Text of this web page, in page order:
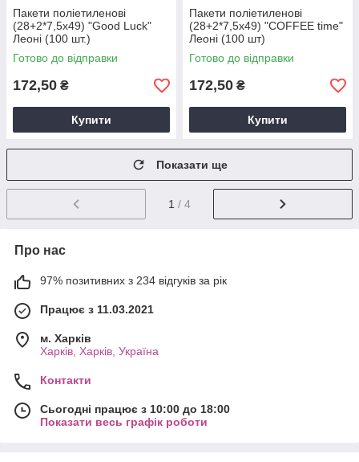
Пакети поліетиленові
(28+2*7,5х49) "Good Luck"
Леоні (100 шт.)
Готово до відправки
172,50 ₴
Купити
Пакети поліетиленові
(28+2*7,5х49) "COFFEE time"
Леоні (100 шт)
Готово до відправки
172,50 ₴
Купити
Показати ще
1 / 4
Про нас
97% позитивних з 234 відгуків за рік
Працює з 11.03.2021
м. Харків
Харків, Харків, Україна
Контакти
Сьогодні працює з 10:00 до 18:00
Показати весь графік роботи